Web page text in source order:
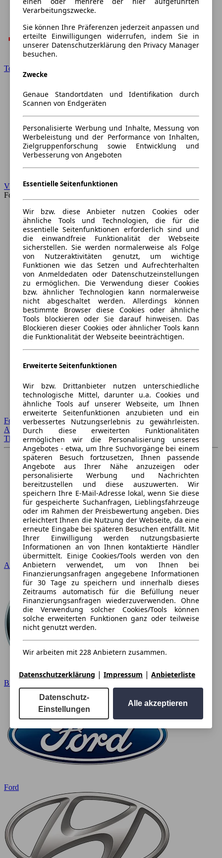
Toyota
VW
Forum
Forum Startseite
Alle Auto-Foren
Themen-Forum
Audi
BMW
Ford
Verarbeitungszwecke.
Sie können Ihre Präferenzen jederzeit anpassen und
erteilte Einwilligungen widerrufen, indem Sie in
unserer Datenschutzerklärung den Privacy Manager
besuchen.
Zwecke
Genaue Standortdaten und Identifikation durch
Scannen von Endgeräten
Personalisierte Werbung und Inhalte, Messung von
Werbeleistung und der Performance von Inhalten,
Zielgruppenforschung sowie Entwicklung und
Verbesserung von Angeboten
Essentielle Seitenfunktionen
Wir bzw. diese Anbieter nutzen Cookies oder
ähnliche Tools und Technologien, die für die
essentielle Seitenfunktionen erforderlich sind und
die einwandfreie Funktionalität der Webseite
sicherstellen. Sie werden normalerweise als Folge
von Nutzeraktivitäten genutzt, um wichtige
Funktionen wie das Setzen und Aufrechterhalten
von Anmeldedaten oder Datenschutzeinstellungen
zu ermöglichen. Die Verwendung dieser Cookies
bzw. ähnlicher Technologien kann normalerweise
nicht abgeschaltet werden. Allerdings können
bestimmte Browser diese Cookies oder ähnliche
Tools blockieren oder Sie darauf hinweisen. Das
Blockieren dieser Cookies oder ähnlicher Tools kann
die Funktionalität der Webseite beeinträchtigen.
Erweiterte Seitenfunktionen
Wir bzw. Drittanbieter nutzen unterschiedliche
technologische Mittel, darunter u.a. Cookies und
ähnliche Tools auf unserer Webseite, um Ihnen
erweiterte Seitenfunktionen anzubieten und ein
verbessertes Nutzungserlebnis zu gewährleisten.
Durch diese erweiterten Funktionalitäten
ermöglichen wir die Personalisierung unseres
Angebotes - etwa, um Ihre Suchvorgänge bei einem
späteren Besuch fortzusetzen, Ihnen passende
Angebote aus Ihrer Nähe anzuzeigen oder
personalisierte Werbung und Nachrichten
bereitzustellen und diese auszuwerten. Wir
speichern Ihre E-Mail-Adresse lokal, wenn Sie diese
für gespeicherte Suchanfragen, Lieblingsfahrzeuge
oder im Rahmen der Preisbewertung angeben. Dies
erleichtert Ihnen die Nutzung der Webseite, da eine
erneute Eingabe bei späteren Besuchen entfällt. Mit
Ihrer Einwilligung werden nutzungsbasierte
Informationen an von Ihnen kontaktierte Händler
übermittelt. Einige Cookies/Tools werden von den
Anbietern verwendet, um von Ihnen bei
Finanzierungsanfragen angegebene Informationen
für 30 Tage zu speichern und innerhalb dieses
Zeitraums automatisch für die Befüllung neuer
Finanzierungsanfragen wiederzuverwenden. Ohne
die Verwendung solcher Cookies/Tools können
solche erweiterten Funktionen ganz oder teilweise
nicht genutzt werden.
Wir arbeiten mit 228 Anbietern zusammen.
Datenschutzerklärung | Impressum | Anbieterliste
Datenschutz-
Einstellungen
Alle akzeptieren